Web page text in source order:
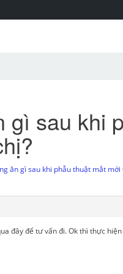
gì sau khi
ăn gì sau khi phẫu thuật mắt mới
đây để tư vấn đi. Ok thì thực